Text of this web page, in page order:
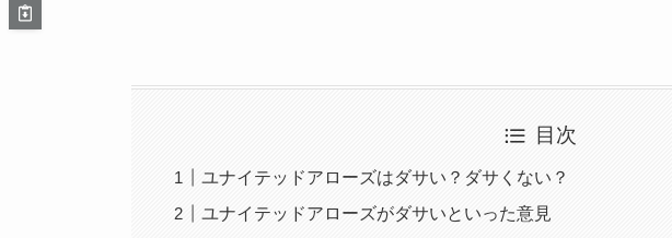
目次
ユナイテッドアローズはダサい？ダサくない？
ユナイテッドアローズがダサいといった意見